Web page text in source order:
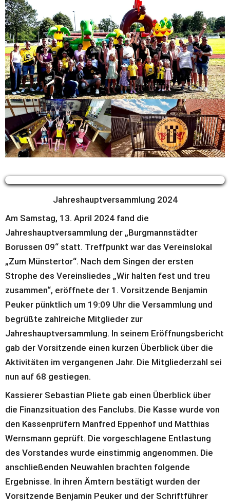
Jahreshauptversammlung 2024
Am Samstag, 13. April 2024 fand die
Jahreshauptversammlung der „Burgmannstädter
Borussen 09“ statt. Treffpunkt war das Vereinslokal
„Zum Münstertor“. Nach dem Singen der ersten
Strophe des Vereinsliedes „Wir halten fest und treu
zusammen“, eröffnete der 1. Vorsitzende Benjamin
Peuker pünktlich um 19:09 Uhr die Versammlung und
begrüßte zahlreiche Mitglieder zur
Jahreshauptversammlung. In seinem Eröffnungsbericht
gab der Vorsitzende einen kurzen Überblick über die
Aktivitäten im vergangenen Jahr. Die Mitgliederzahl sei
nun auf 68 gestiegen.
Kassierer Sebastian Pliete gab einen Überblick über
die Finanzsituation des Fanclubs. Die Kasse wurde von
den Kassenprüfern Manfred Eppenhof und Matthias
Wernsmann geprüft. Die vorgeschlagene Entlastung
des Vorstandes wurde einstimmig angenommen. Die
anschließenden Neuwahlen brachten folgende
Ergebnisse. In ihren Ämtern bestätigt wurden der
Vorsitzende Benjamin Peuker und der Schriftführer